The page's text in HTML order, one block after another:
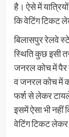
है। ऐसे में
कि वेटिंग टिकट
बिलासपुर रेलवे
स्थिति कुछ इसी
जनरल कोच में पैर
व जनरल कोच में
फर्श से लेकर
इसमें ऐसा भी नहीं
वेटिंग टिकट लेकर